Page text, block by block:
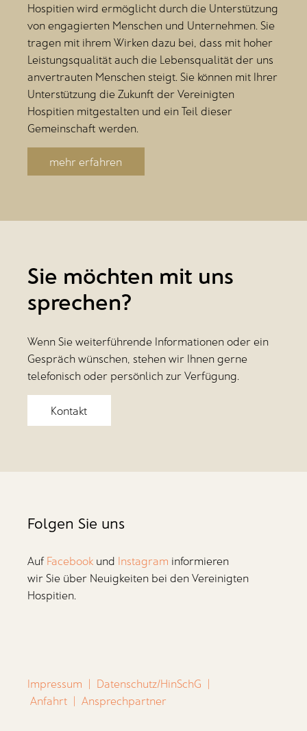
Hospitien wird ermöglicht durch die Unterstützung
von engagierten Menschen und Unternehmen. Sie
tragen mit ihrem Wirken dazu bei, dass mit hoher
Leistungsqualität auch die Lebensqualität der uns
anvertrauten Menschen steigt. Sie können mit Ihrer
Unterstützung die Zukunft der Vereinigten
Hospitien mitgestalten und ein Teil dieser
Gemeinschaft werden.
mehr erfahren
Sie möchten mit uns
sprechen?
Wenn Sie weiterführende Informationen oder ein
Gespräch wünschen, stehen wir Ihnen gerne
telefonisch oder persönlich zur Verfügung.
Kontakt
Folgen Sie uns
Auf Facebook und Instagram informieren
wir Sie über Neuigkeiten bei den Vereinigten
Hospitien.
Impressum | Datenschutz/HinSchG |
Anfahrt | Ansprechpartner